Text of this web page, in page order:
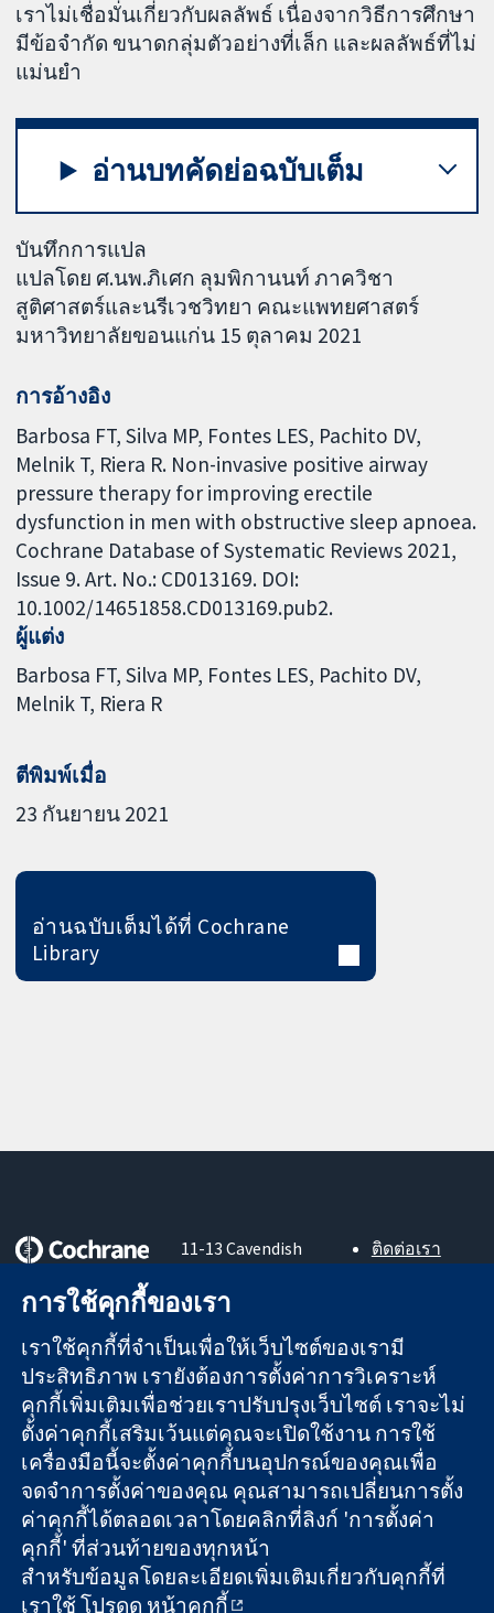
เราไม่เชื่อมั่นเกี่ยวกับผลลัพธ์ เนื่องจากวิธีการศึกษา
มีข้อจำกัด ขนาดกลุ่มตัวอย่างที่เล็ก และผลลัพธ์ที่ไม่
แม่นยำ
อ่านบทคัดย่อฉบับเต็ม
บันทึกการแปล
แปลโดย ศ.นพ.ภิเศก ลุมพิกานนท์ ภาควิชา
สูติศาสตร์และนรีเวชวิทยา คณะแพทยศาสตร์
มหาวิทยาลัยขอนแก่น 15 ตุลาคม 2021
การอ้างอิง
Barbosa FT, Silva MP, Fontes LES, Pachito DV,
Melnik T, Riera R. Non-invasive positive airway
pressure therapy for improving erectile
dysfunction in men with obstructive sleep apnoea.
Cochrane Database of Systematic Reviews 2021,
Issue 9. Art. No.: CD013169. DOI:
10.1002/14651858.CD013169.pub2.
ผู้แต่ง
Barbosa FT Silva MP Fontes LES Pachito DV
Melnik T Riera R
ตีพิมพ์เมื่อ
23 กันยายน 2021
อ่านฉบับเต็มได้ที่ Cochrane
Library
หลักฐานที่เชื่อถือ
ได้
สู่การตัดสินใจ
อย่างมีข้อมูล
เพื่อสุขภาพที่ดีขึ้น
11-13 Cavendish
London
United Kingdom
ติดต่อเรา
About us
ตำแหน่งงาน
Cochrane
Library
The Cochrane Collaboration เป็นองค์กรการกุศล (เลขที่ 1045921)
และบริษัทจำกัดโดยการค้ำประกัน (เลขที่ 03044323) ที่จดทะเบียน
ในอังกฤษและเวลส์ หมายเลขจดทะเบียนภาษีมูลค่าเพิ่ม GB 718
2127 49
การใช้คุกกี้ของเรา
เราใช้คุกกี้ที่จำเป็นเพื่อให้เว็บไซต์ของเรามี
ประสิทธิภาพ เรายังต้องการตั้งค่าการวิเคราะห์
คุกกี้เพิ่มเติมเพื่อช่วยเราปรับปรุงเว็บไซต์ เราจะไม่
ตั้งค่าคุกกี้เสริมเว้นแต่คุณจะเปิดใช้งาน การใช้
เครื่องมือนี้จะตั้งค่าคุกกี้บนอุปกรณ์ของคุณเพื่อ
จดจำการตั้งค่าของคุณ คุณสามารถเปลี่ยนการตั้ง
ค่าคุกกี้ได้ตลอดเวลาโดยคลิกที่ลิงก์ 'การตั้งค่า
คุกกี้' ที่ส่วนท้ายของทุกหน้า
สำหรับข้อมูลโดยละเอียดเพิ่มเติมเกี่ยวกับคุกกี้ที่
เราใช้ โปรดดู หน้าคุกกี้